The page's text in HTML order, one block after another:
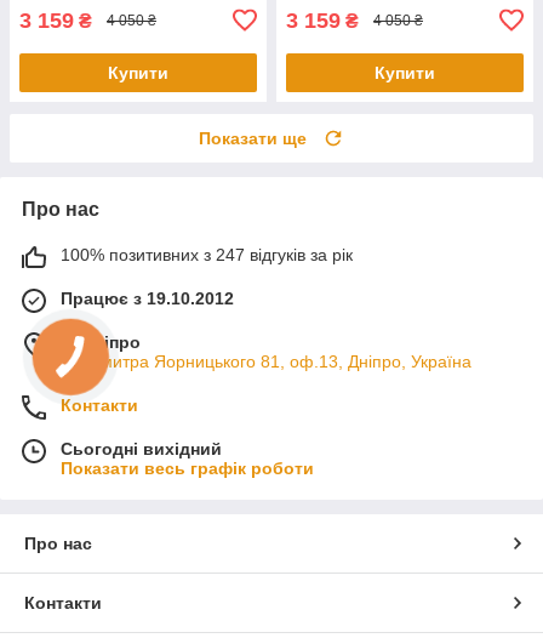
3 159 ₴ 4 050 ₴
Купити
3 159 ₴ 4 050 ₴
Купити
Показати ще
Про нас
100% позитивних з 247 відгуків за рік
Працює з 19.10.2012
м. Дніпро
пр. Дмитра Яорницького 81, оф.13, Дніпро, Україна
Контакти
Сьогодні вихідний
Показати весь графік роботи
Про нас
Контакти